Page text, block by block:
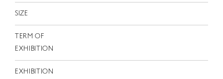
SIZE
TERM OF
EXHIBITION
EXHIBITION